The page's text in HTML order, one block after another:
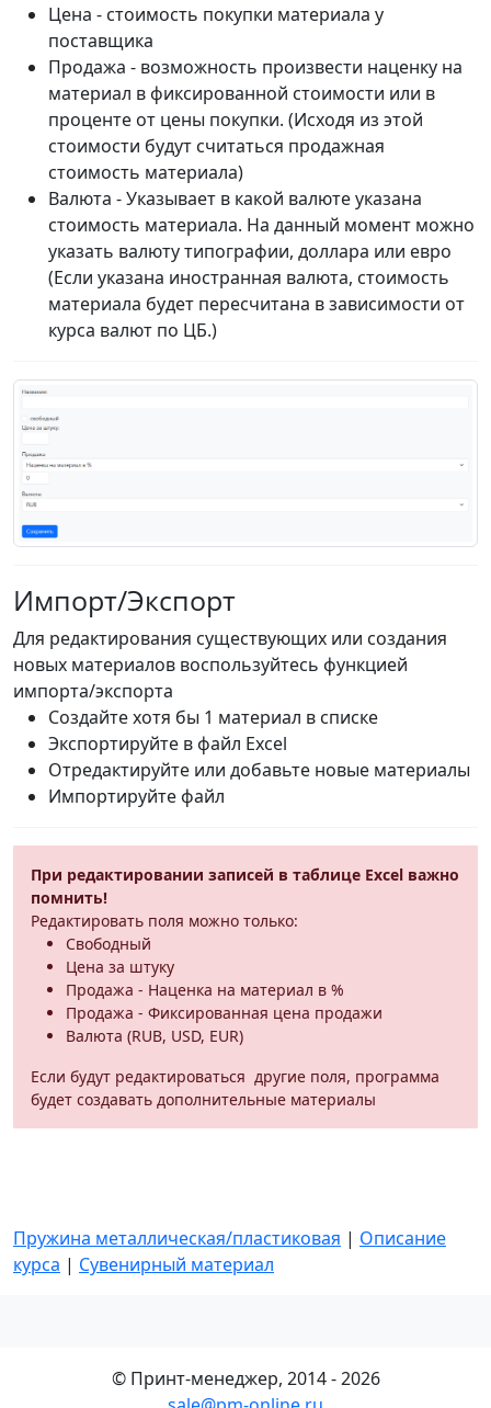
Цена - стоимость покупки материала у
поставщика
Продажа - возможность произвести наценку на
материал в фиксированной стоимости или в
проценте от цены покупки. (Исходя из этой
стоимости будут считаться продажная
стоимость материала)
Валюта - Указывает в какой валюте указана
стоимость материала. На данный момент можно
указать валюту типографии, доллара или евро
(Если указана иностранная валюта, стоимость
материала будет пересчитана в зависимости от
курса валют по ЦБ.)
Импорт/Экспорт
Для редактирования существующих или создания
новых материалов воспользуйтесь функцией
импорта/экспорта
Создайте хотя бы 1 материал в списке
Экспортируйте в файл Excel
Отредактируйте или добавьте новые материалы
Импортируйте файл
При редактировании записей в таблице Excel важно
помнить!
Редактировать поля можно только:
Свободный
Цена за штуку
Продажа - Наценка на материал в %
Продажа - Фиксированная цена продажи
Валюта (RUB, USD, EUR)
Если будут редактироваться другие поля, программа
будет создавать дополнительные материалы
Пружина металлическая/пластиковая | Описание
курса | Сувенирный материал
© Принт-менеджер, 2014 - 2026